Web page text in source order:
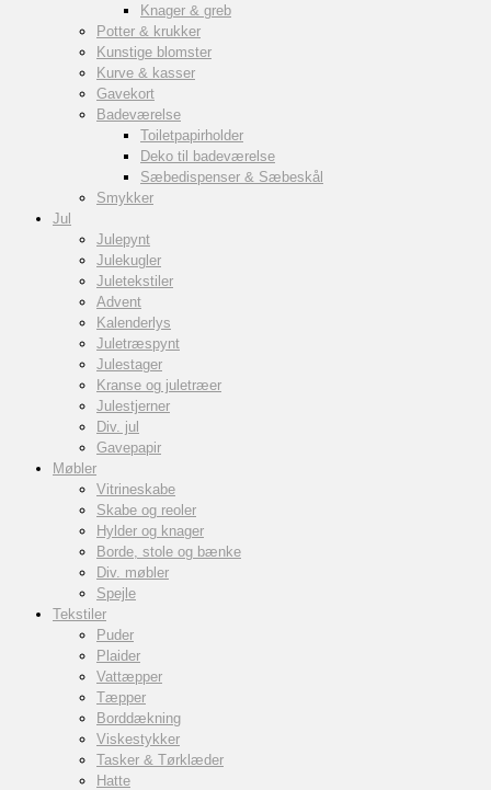
Knager & greb
Potter & krukker
Kunstige blomster
Kurve & kasser
Gavekort
Badeværelse
Toiletpapirholder
Deko til badeværelse
Sæbedispenser & Sæbeskål
Smykker
Jul
Julepynt
Julekugler
Juletekstiler
Advent
Kalenderlys
Juletræspynt
Julestager
Kranse og juletræer
Julestjerner
Div. jul
Gavepapir
Møbler
Vitrineskabe
Skabe og reoler
Hylder og knager
Borde, stole og bænke
Div. møbler
Spejle
Tekstiler
Puder
Plaider
Vattæpper
Tæpper
Borddækning
Viskestykker
Tasker & Tørklæder
Hatte